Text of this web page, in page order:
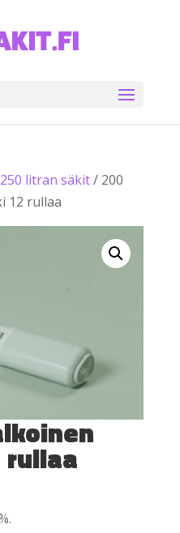
litran säkit/ 200
12 rullaa